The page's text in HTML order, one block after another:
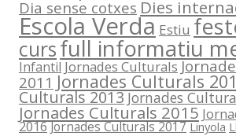
Dia sense cotxes Dies
Escola Verda Estiu
cursfull informatiu
Infantil Jornades Culturals
2011 Jornades Culturals
Culturals 2013Jornades
Jornades Culturals 2015
2016Jornades Culturals 2017 Linyola